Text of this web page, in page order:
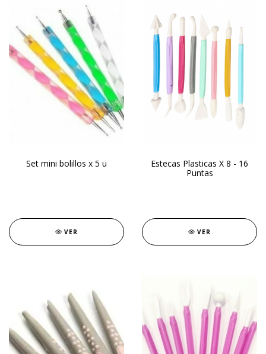
Set mini bolillos x 5 u
VER
Estecas Plasticas X 8 - 16
Puntas
VER